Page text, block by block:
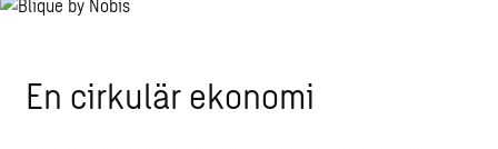
En cirkulär ekonomi